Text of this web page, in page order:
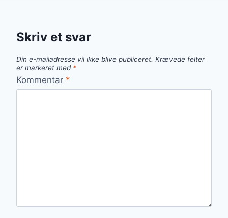
Skriv et svar
Din e-mailadresse vil ikke blive publiceret. Krævede felter
er markeret med *
Kommentar *